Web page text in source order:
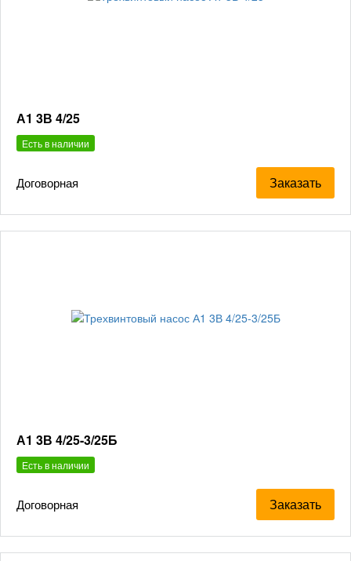
А1 3В 4/25
Есть в наличии
Договорная Заказать
А1 3В 4/25-3/25Б
Есть в наличии
Договорная Заказать